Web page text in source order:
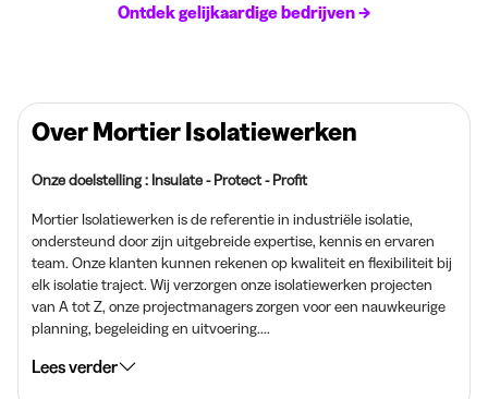
Over Mortier Isolatiewerken
Onze doelstelling : Insulate - Protect - Profit
Mortier Isolatiewerken is de referentie in industriële isolatie,
ondersteund door zijn uitgebreide expertise, kennis en ervaren
team. Onze klanten kunnen rekenen op kwaliteit en flexibiliteit bij
elk isolatie traject. Wij verzorgen onze isolatiewerken projecten
van A tot Z, onze projectmanagers zorgen voor een nauwkeurige
planning, begeleiding en uitvoering....
Lees verder
Ontdek gelijkaardige bedrijven →